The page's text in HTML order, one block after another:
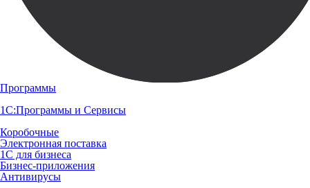
Программы
1С:Программы и Сервисы
Коробочные
Электронная поставка
1С для бизнеса
Бизнес-приложения
Антивирусы